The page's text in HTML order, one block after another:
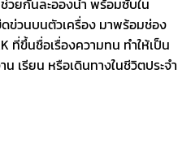
ยกันละอองน้ำ พร้อมซับใน
ข่วนบนตัวเครื่อง มาพร้อมช่อง
ที่ขึ้นชื่อเรื่องความทน ทำให้เป็น
เรียน หรือเดินทางในชีวิตประจำ